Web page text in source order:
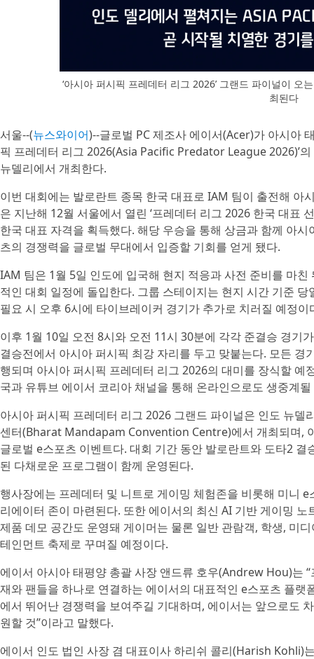
‘아시아 퍼시픽 프레데터 리그 2026’ 그랜드 파이널이
최된다
서울--(뉴스와이어)--글로벌 PC 제조사 에이서(Acer)가 아시아
픽 프레데터 리그 2026(Asia Pacific Predator League 2026)’
뉴델리에서 개최한다.
이번 대회에는 발로란트 종목 한국 대표로 IAM 팀이 출전해 아
은 지난해 12월 서울에서 열린 ‘프레데터 리그 2026 한국 대표
한국 대표 자격을 획득했다. 해당 우승을 통해 상금과 함께 아
츠의 경쟁력을 글로벌 무대에서 입증할 기회를 얻게 됐다.
IAM 팀은 1월 5일 인도에 입국해 현지 적응과 사전 준비를 마
적인 대회 일정에 돌입한다. 그룹 스테이지는 현지 시간 기준
필요 시 오후 6시에 타이브레이커 경기가 추가로 치러질 예정이
이후 1월 10일 오전 8시와 오전 11시 30분에 각각 준결승 경기
결승전에서 아시아 퍼시픽 최강 자리를 두고 맞붙는다. 모든
행되며 아시아 퍼시픽 프레데터 리그 2026의 대미를 장식할
국과 유튜브 에이서 코리아 채널을 통해 온라인으로도 생중계
아시아 퍼시픽 프레데터 리그 2026 그랜드 파이널은 인도 뉴
센터(Bharat Mandapam Convention Centre)에서 개최되며,
글로벌 e스포츠 이벤트다. 대회 기간 동안 발로란트와 도타2
된 다채로운 프로그램이 함께 운영된다.
행사장에는 프레데터 및 니트로 게이밍 체험존을 비롯해 미니
리에이터 존이 마련된다. 또한 에이서의 최신 AI 기반 게이밍
제품 데모 공간도 운영돼 게이머는 물론 일반 관람객, 학생, 미
테인먼트 축제로 꾸며질 예정이다.
에이서 아시아 태평양 총괄 사장 앤드류 호우(Andrew Hou)는
재와 팬들을 하나로 연결하는 에이서의 대표적인 e스포츠 플랫
에서 뛰어난 경쟁력을 보여주길 기대하며, 에이서는 앞으로도
원할 것”이라고 말했다.
에이서 인도 법인 사장 겸 대표이사 하리쉬 콜리(Harish Kohli)